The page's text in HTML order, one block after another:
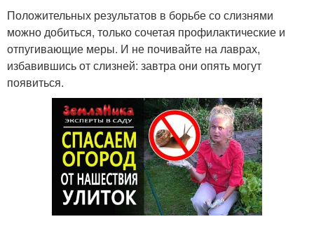
Положительных результатов в борьбе со слизнями
можно добиться, только сочетая профилактические и
отпугивающие меры. И не почивайте на лаврах,
избавившись от слизней: завтра они опять могут
появиться.